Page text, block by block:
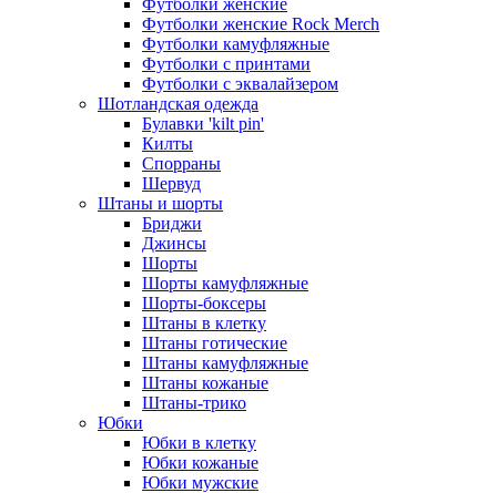
Футболки женские
Футболки женские Rock Merch
Футболки камуфляжные
Футболки с принтами
Футболки с эквалайзером
Шотландская одежда
Булавки 'kilt pin'
Килты
Спорраны
Шервуд
Штаны и шорты
Бриджи
Джинсы
Шорты
Шорты камуфляжные
Шорты-боксеры
Штаны в клетку
Штаны готические
Штаны камуфляжные
Штаны кожаные
Штаны-трико
Юбки
Юбки в клетку
Юбки кожаные
Юбки мужские